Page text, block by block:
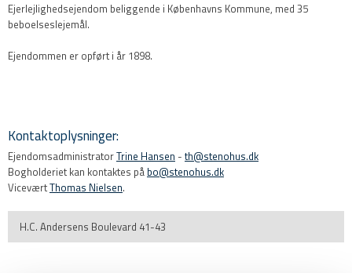
Ejerlejlighedsejendom beliggende i Københavns Kommune, med 35
beboelseslejemål.
Ejendommen er opført i år 1898.
Kontaktoplysninger:
Ejendomsadministrator​Trine Hansen - th@stenohus.dk
Bogholderiet kan kontaktes på bo@stenohus.dk
ViceværtThomas Nielsen.
H.C. Andersens Boulevard 41-43